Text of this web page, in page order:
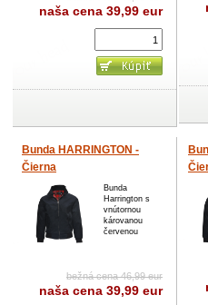
naša cena 39,99 eur
Bunda HARRINGTON -
Čierna
Bunda
Harrington s
vnútornou
károvanou
červenou
bežná cena 46,99 eur
naša cena 39,99 eur